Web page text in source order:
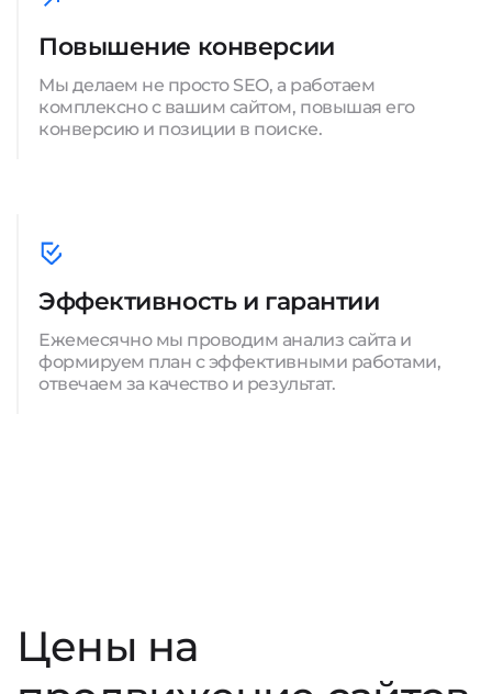
Повышение конверсии
Мы делаем не просто SEO, а работаем
комплексно с вашим сайтом, повышая его
конверсию и позиции в поиске.
Эффективность и гарантии
Ежемесячно мы проводим анализ сайта и
формируем план с эффективными работами,
отвечаем за качество и результат.
Цены на